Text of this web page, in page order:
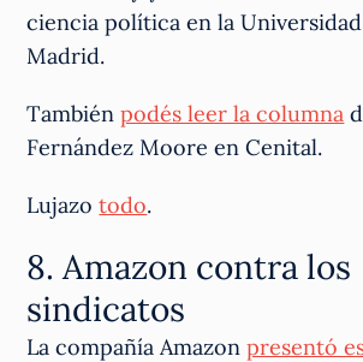
ciencia política en la
Madrid.
Tambiénpodés leer la columna
Fernández Moore en Cenital.
Lujazotodo.
8. Amazon contra los
sindicatos
La compañía Amazonpresentó